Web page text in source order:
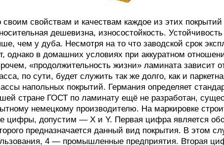
своим свойствам и качествам каждое из этих
дешевизна, износостойкость.
чем у дуба. Несмотря на то что заводской срок
однако в домашних условиях при аккуратном
«продолжительность жизни» ламината зависит
по сути, будет служить так же долго, как и
напольных покрытий. Германия определяет
стране ГОСТ по ламинату ещё не разработан,
немецкому производителю. На маркировке
цифры, допустим — X и Y. Первая цифра является
предназначается данный вид покрытия. В
4 — промышленные предприятия. Вторая